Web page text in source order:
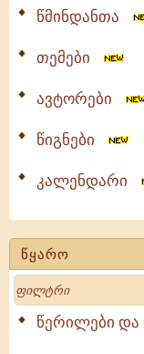
წმინდანთა
თემები
ავტორები
წიგნები
კალენდარი
წყარო
Search
წერილები და